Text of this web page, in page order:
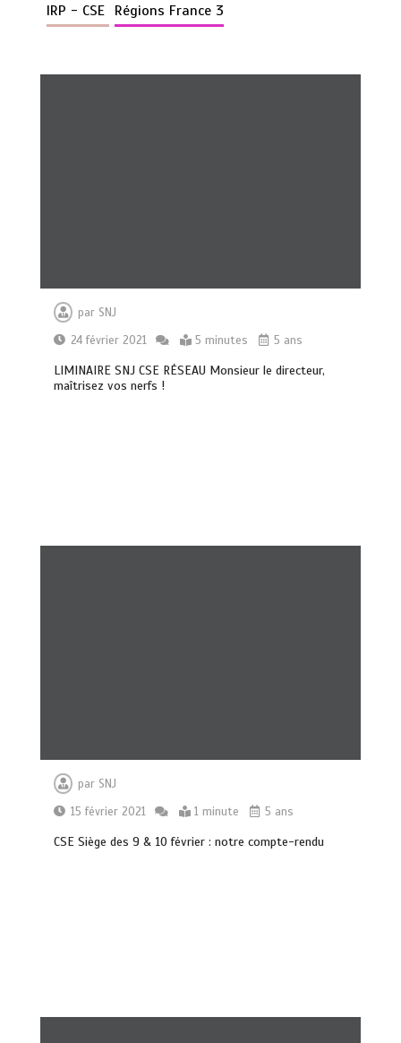
IRP - CSE Régions France 3
par SNJ
24 février 2021
5 minutes 5 ans
LIMINAIRE SNJ CSE RÉSEAU Monsieur le directeur,
maîtrisez vos nerfs !
par SNJ
15 février 2021
1 minute 5 ans
CSE Siège des 9 & 10 février : notre compte-rendu